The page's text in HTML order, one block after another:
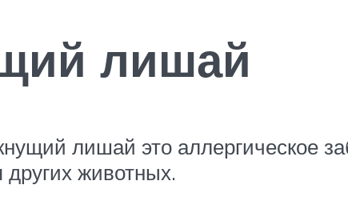
лишай
лишай это аллергическое
животных.